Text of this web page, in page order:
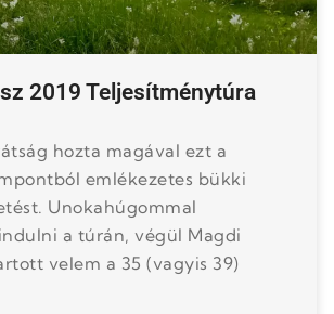
2019 Teljesítménytúra
hozta magával ezt a
emlékezetes bükki
Unokahúgommal
a túrán, végül Magdi
velem a 35 (vagyis 39)